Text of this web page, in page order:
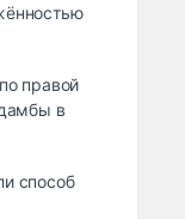
правой
в
способ